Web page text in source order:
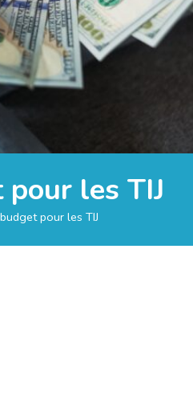
les TIJ
pour les TIJ